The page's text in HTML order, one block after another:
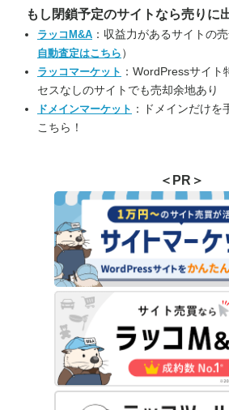
もし閉鎖予定のサイトなら売りに
ラッコM&A ：収益力があるサイトの
自動査定はこちら ）
ラッコマーケット ：WordPressサイ
セスなしのサイトでも売却余地あり
ドメインマーケット ：ドメインだけを
こちら！
＜PR＞